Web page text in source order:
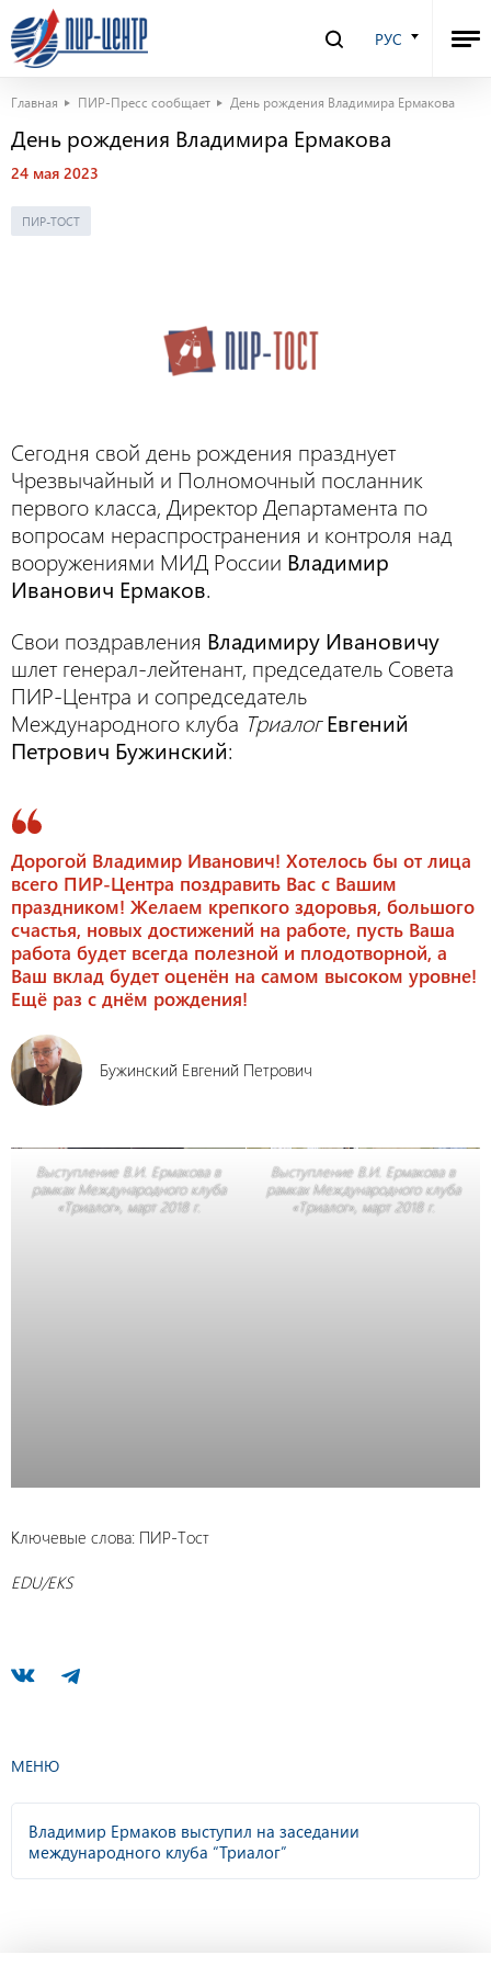
РУС
Главная ПИР-Пресс сообщает День рождения Владимира Ермакова
День рождения Владимира Ермакова
24 мая 2023
МЕНЮ
Владимир Ермаков выступил на заседании
международного клуба “Триалог”
ПИР-ТОСТ
Сегодня свой день рождения празднует
Чрезвычайный и Полномочный посланник
первого класса, Директор Департамента по
вопросам нераспространения и контроля над
вооружениями МИД России Владимир
Иванович Ермаков.
Свои поздравления Владимиру Ивановичу
шлет генерал-лейтенант, председатель Совета
ПИР-Центра и сопредседатель
Международного клуба ТриалогЕвгений
Петрович Бужинский:
Дорогой Владимир Иванович! Хотелось бы от лица
всего ПИР-Центра поздравить Вас с Вашим
праздником! Желаем крепкого здоровья, большого
счастья, новых достижений на работе, пусть Ваша
работа будет всегда полезной и плодотворной, а
Ваш вклад будет оценён на самом высоком уровне!
Ещё раз с днём рождения!
Бужинский Евгений Петрович
Выступление В.И. Ермакова в
рамках Международного клуба
«Триалог», март 2018 г.
Выступление В.И. Ермакова в
рамках Международного клуба
«Триалог», март 2018 г.
Ключевые слова: ПИР-Тост
EDU/EKS